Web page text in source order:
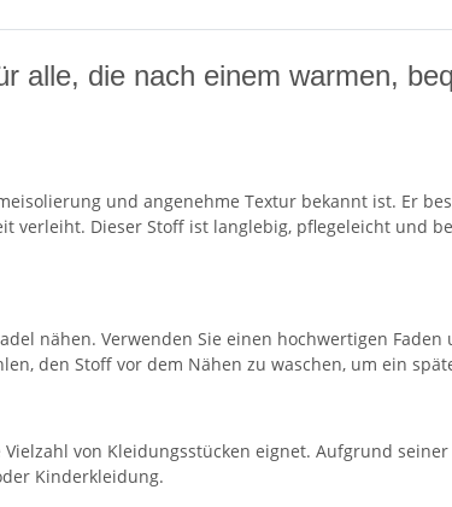
alle, die nach einem warmen,
und angenehme Textur bekannt ist. Er
verleiht. Dieser Stoff ist langlebig, pflegeleicht und
nähen. Verwenden Sie einen hochwertigen
den Stoff vor dem Nähen zu waschen, um ein
von Kleidungsstücken eignet. Aufgrund
Kinderkleidung.